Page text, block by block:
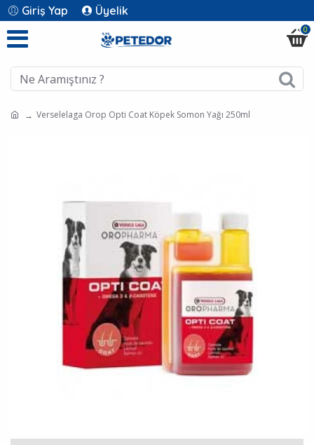
Giriş Yap Üyelik
0
Verselelaga Orop Opti Coat Köpek Somon Yağı 250ml